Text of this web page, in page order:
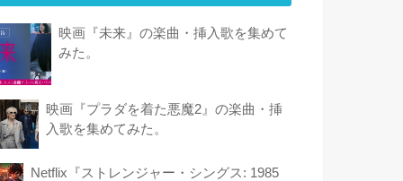
映画『未来』の楽曲・挿入歌を集めて
みた。
映画『プラダを着た悪魔2』の楽曲・挿
入歌を集めてみた。
Netflix『ストレンジャー・シングス: 1985